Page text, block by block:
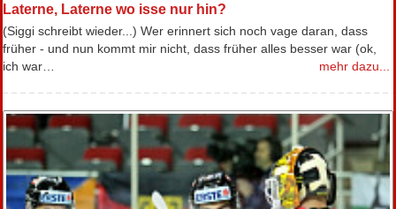
Laterne, Laterne wo isse nur hin?
(Siggi schreibt wieder...) Wer erinnert sich noch vage daran, dass
früher - und nun kommt mir nicht, dass früher alles besser war (ok,
ich war…
mehr dazu...